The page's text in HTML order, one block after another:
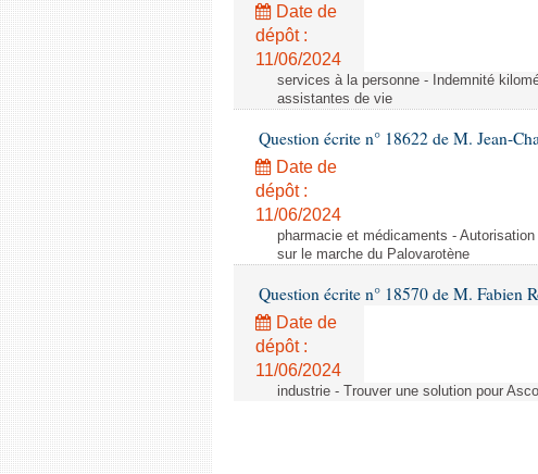
Date de
dépôt :
11/06/2024
services à la personne - Indemnité
assistantes de vie
Question écrite n° 18622 de M. Jean-
Date de
dépôt :
11/06/2024
pharmacie et médicaments -
sur le marche du Palovarotène
Question écrite n° 18570 de M. Fabien
Date de
dépôt :
11/06/2024
industrie - Trouver une solution pour